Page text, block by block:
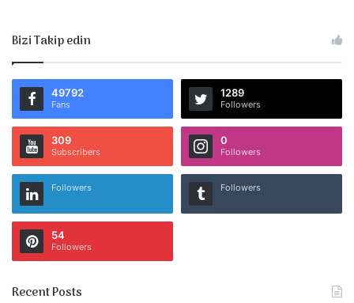
Bizi Takip edin
49792
Fans
1289
Followers
309
Subscribers
0
Followers
Followers Followers
54
Followers
Recent Posts